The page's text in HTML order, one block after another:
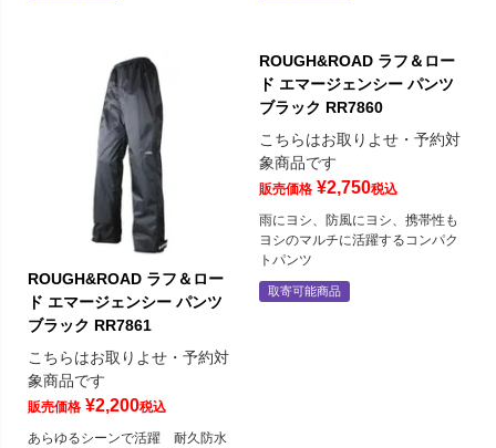
ROUGH&ROAD ラフ＆ロー
ド エマージェンシー パンツ
ブラック RR7861
こちらはお取りよせ・予約対
象商品です
販売価格 ¥2,200税込
あらゆるシーンで活躍 耐久防水
ROUGH&ROAD ラフ＆ロー
ド エマージェンシー パンツ
ブラック RR7860
こちらはお取りよせ・予約対
象商品です
販売価格 ¥2,750税込
雨にヨシ、防風にヨシ、携帯性も
ヨシのマルチに活躍するコンパク
トパンツ
取寄可能商品